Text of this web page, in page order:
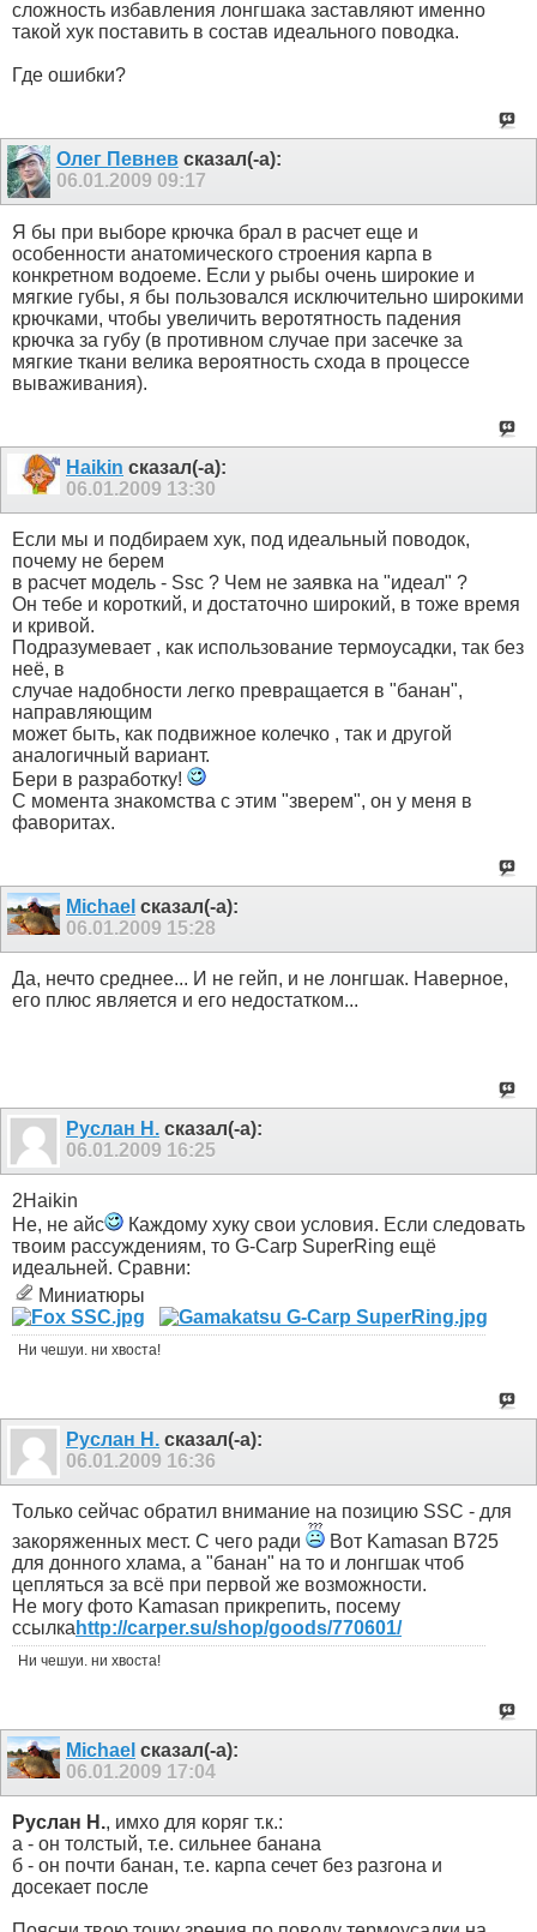
сложность избавления лонгшака заставляют именно
такой хук поставить в состав идеального поводка.
Где ошибки?
Олег Певневсказал(-а):
06.01.2009 09:17
Я бы при выборе крючка брал в расчет еще и
особенности анатомического строения карпа в
конкретном водоеме. Если у рыбы очень широкие и
мягкие губы, я бы пользовался исключительно широкими
крючками, чтобы увеличить веротятность падения
крючка за губу (в противном случае при засечке за
мягкие ткани велика вероятность схода в процессе
вываживания).
Haikin сказал(-а):
06.01.2009 13:30
Если мы и подбираем хук, под идеальный поводок,
почему не берем
в расчет модель - Ssc ? Чем не заявка на "идеал" ?
Он тебе и короткий, и достаточно широкий, в тоже время
и кривой.
Подразумевает , как использование термоусадки, так без
неё, в
случае надобности легко превращается в "банан",
направляющим
может быть, как подвижное колечко , так и другой
аналогичный вариант.
Бери в разработку!
С момента знакомства с этим "зверем", он у меня в
фаворитах.
Michael сказал(-а):
06.01.2009 15:28
Да, нечто среднее... И не гейп, и не лонгшак. Наверное,
его плюс является и его недостатком...
Руслан Н. сказал(-а):
06.01.2009 16:25
2Haikin
Не, не айс
Каждому хуку свои условия. Если следовать
твоим рассуждениям, то G-Carp SuperRing ещё
идеальней. Сравни:
Миниатюры
Ни чешуи. ни хвоста!
Руслан Н. сказал(-а):
06.01.2009 16:36
Только сейчас обратил внимание на позицию SSC - для
закоряженных мест. С чего ради
Вот Kamasan B725
для донного хлама, а "банан" на то и лонгшак чтоб
цепляться за всё при первой же возможности.
Не могу фото Kamasan прикрепить, посему
ссылка http://carper.su/shop/goods/770601/
Ни чешуи. ни хвоста!
Michael сказал(-а):
06.01.2009 17:04
Руслан Н., имхо для коряг т.к.:
а - он толстый, т.е. сильнее банана
б - он почти банан, т.е. карпа сечет без разгона и
досекает после